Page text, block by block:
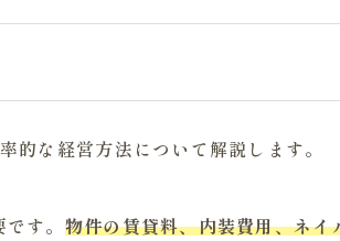
な経営方法について解説します。
す。 物件の賃貸料、内装費用、ネ